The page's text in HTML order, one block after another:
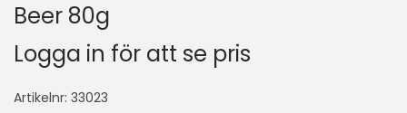
Beer 80g
Logga in för att se pris
Artikelnr: 33023